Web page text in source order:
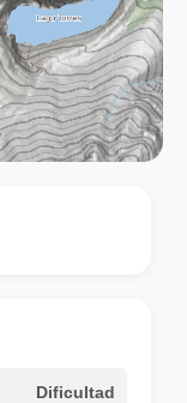
Dificultad